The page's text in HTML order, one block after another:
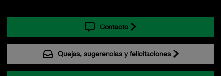
Contacto
Quejas, sugerencias y felicitaciones